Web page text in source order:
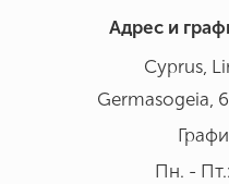
Адрес и
Cyprus,
Germasogeia,
Пн. -